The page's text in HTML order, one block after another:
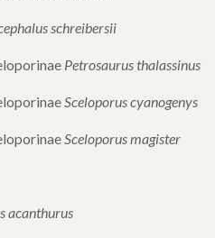
schreibersii
Petrosaurus thalassinus
Sceloporus cyanogenys
Sceloporus magister
acanthurus